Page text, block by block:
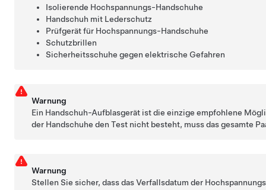
Isolierende Hochspannungs-Handschuhe
Handschuh mit Lederschutz
Prüfgerät für Hochspannungs-Handschuhe
Schutzbrillen
Sicherheitsschuhe gegen elektrische Gefahren
Warnung
Ein Handschuh-Aufblasgerät ist die einzige empfohlene
der Handschuhe den Test nicht besteht, muss das gesamte
Warnung
Stellen Sie sicher, dass das Verfallsdatum der